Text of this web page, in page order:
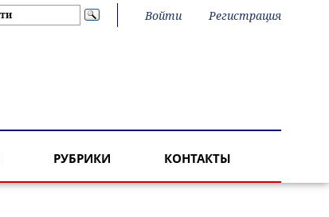
Войти Регистрация
РУБРИКИ КОНТАКТЫ